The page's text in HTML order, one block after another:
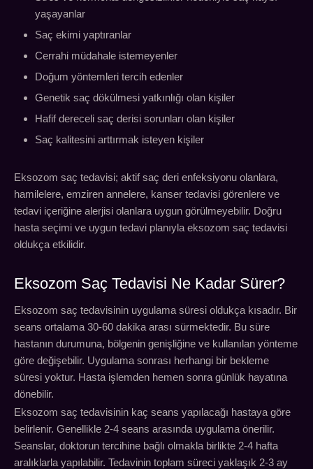
yaşayanlar
Saç ekimi yaptıranlar
Cerrahi müdahale istemeyenler
Doğum yöntemleri tercih edenler
Genetik saç dökülmesi yatkınlığı olan kişiler
Hafif dereceli saç derisi sorunları olan kişiler
Saç kalitesini arttırmak isteyen kişiler
Eksozom saç tedavisi; aktif saç deri enfeksiyonu olanlara,
hamilelere, emziren annelere, kanser tedavisi görenlere ve
tedavi içeriğine alerjisi olanlara uygun görülmeyebilir. Doğru
hasta seçimi ve uygun tedavi planıyla eksozom saç tedavisi
oldukça etkilidir.
Eksozom Saç Tedavisi Ne Kadar Sürer?
Eksozom saç tedavisinin uygulama süresi oldukça kısadır. Bir
seans ortalama 30-60 dakika arası sürmektedir. Bu süre
hastanın durumuna, bölgenin genişliğine ve kullanılan yönteme
göre değişebilir. Uygulama sonrası herhangi bir bekleme
süresi yoktur. Hasta işlemden hemen sonra günlük hayatına
dönebilir.
Eksozom saç tedavisinin kaç seans yapılacağı hastaya göre
belirlenir. Genellikle 2-4 seans arasında uygulama önerilir.
Seanslar, doktorun tercihine bağlı olmakla birlikte 2-4 hafta
aralıklarla yapılabilir. Tedavinin toplam süreci yaklaşık 2-3 ay